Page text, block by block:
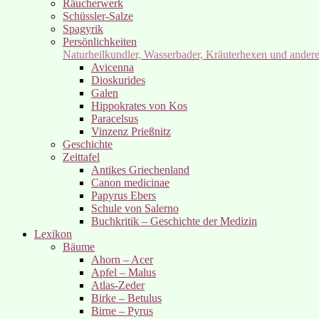
Räucherwerk
Schüssler-Salze
Spagyrik
Persönlichkeiten
Naturheilkundler, Wasserbader, Kräuterhexen und andere
Avicenna
Dioskurides
Galen
Hippokrates von Kos
Paracelsus
Vinzenz Prießnitz
Geschichte
Zeittafel
Antikes Griechenland
Canon medicinae
Papyrus Ebers
Schule von Salerno
Buchkritik – Geschichte der Medizin
Lexikon
Bäume
Ahorn – Acer
Apfel – Malus
Atlas-Zeder
Birke – Betulus
Birne – Pyrus